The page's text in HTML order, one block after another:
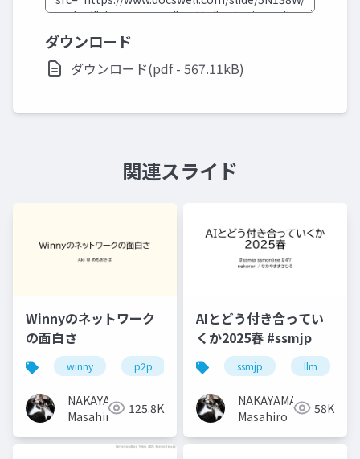
ダウンロード
ダウンロード(pdf - 567.11kB)
関連スライド
Winnyのネットワーク
の面白さ
winny p2p
NAKAYAMA
Masahiro
125.8K
AIとどう付き合ってい
くか2025春 #ssmjp
ssmjp llm
NAKAYAMA
Masahiro
58K